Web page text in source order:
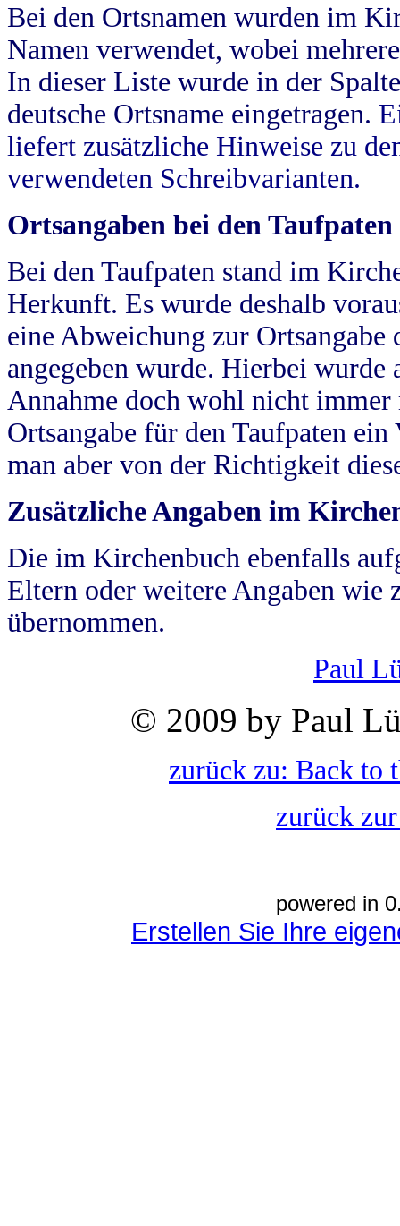
Bei den Ortsnamen wurden im
Namen verwendet, wobei
In dieser Liste wurde in der
deutsche Ortsname eingetragen.
liefert zusätzliche Hinweise zu
verwendeten Schreibvarianten.
Ortsangaben bei den Taufpaten
Bei den Taufpaten stand im
Herkunft. Es wurde deshalb
eine Abweichung zur
angegeben wurde. Hierbei wurde
Annahme doch wohl nicht
Ortsangabe für den Taufpaten
man aber von der Richtigkeit
Zusätzliche Angaben im
Die im Kirchenbuch ebenfalls
Eltern oder weitere Angaben wie
übernommen.
Paul
© 2009 by Paul
zurück zu: Back to
zurück
powered in
Erstellen Sie Ihre